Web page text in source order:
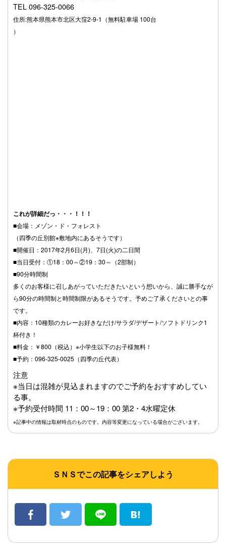
TEL 096-325-0066
住所:熊本県熊本市北区大窪2-9-1（無料駐車場 100台
）
これが詳細だっ・・・！！！
■会場：メゾン・ド・フォレスト
（四季の丘別館※敷地内にあるそうです）
■開催日：2017年2月6日(月)、7日(火)の二日間
■当日受付：①18：00～②19：30～（2部制）
■90分時間制
多くのお客様に召しあがっていただきたいという想いから、誠に勝手なが
ら90分の時間制と時間制限があるそうです。予めご了承くださいとの事
です。
■内容：10種類のカレーお好きなだけ/サラダ/デザート/ソフトドリンク1
杯付き！
■料金：￥800（税込）※小学生以下のお子様無料！
■予約：096-325-0025（四季の丘代表）
注意
※当日は混雑が見込まれますのでご予約をおすすめしてい
る事。
※予約受付時間 11：00～19：00 第2・4水曜定休
※記事中の情報は取材時点のものです。内容等変更になっている場合がございます。
ＳＮＳでこの記事をシェアしよう